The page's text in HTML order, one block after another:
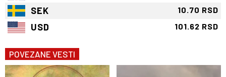
SEK 10.70 RSD
USD 101.62 RSD
POVEZANE VESTI